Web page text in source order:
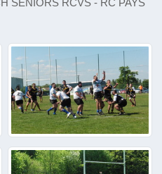
SÉNIORS RCVS - RC PAYS